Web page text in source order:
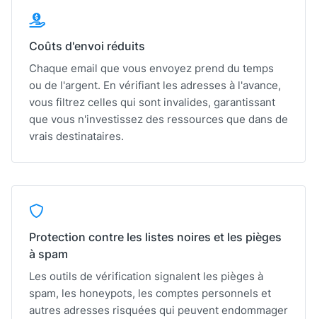
Coûts d'envoi réduits
Chaque email que vous envoyez prend du temps
ou de l'argent. En vérifiant les adresses à l'avance,
vous filtrez celles qui sont invalides, garantissant
que vous n'investissez des ressources que dans de
vrais destinataires.
Protection contre les listes noires et les pièges
à spam
Les outils de vérification signalent les pièges à
spam, les honeypots, les comptes personnels et
autres adresses risquées qui peuvent endommager